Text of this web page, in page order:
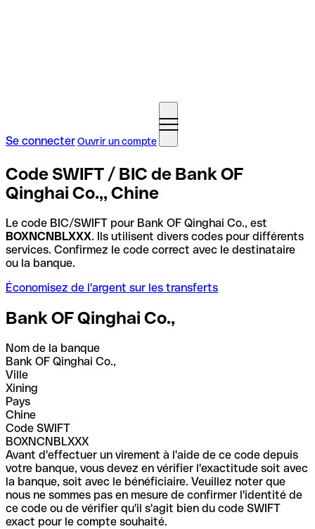
Se connecterOuvrir un compte
Code SWIFT / BIC de Bank OF
Qinghai Co.,, Chine
Le code BIC/SWIFT pour Bank OF Qinghai Co., est
BOXNCNBLXXX. Ils utilisent divers codes pour différents
services. Confirmez le code correct avec le destinataire
ou la banque.
Économisez de l'argent sur les transferts
Bank OF Qinghai Co.,
Nom de la banque
Bank OF Qinghai Co.,
Ville
Xining
Pays
Chine
Code SWIFT
BOXNCNBLXXX
Avant d'effectuer un virement à l'aide de ce code depuis
votre banque, vous devez en vérifier l'exactitude soit avec
la banque, soit avec le bénéficiaire. Veuillez noter que
nous ne sommes pas en mesure de confirmer l'identité de
ce code ou de vérifier qu'il s'agit bien du code SWIFT
exact pour le compte souhaité.